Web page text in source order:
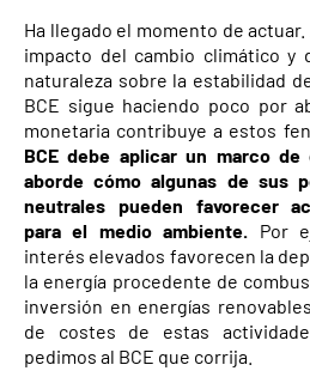
Ha llegado el momento de
impacto del cambio climático y
naturaleza sobre la estabilidad
BCE sigue haciendo poco por
monetaria contribuye a estos
BCE debe aplicar un marco
aborde cómo algunas de sus
neutrales pueden favorecer
para el medio ambiente. Por
interés elevados favorecen la
la energía procedente de
inversión en energías
de costes de estas
pedimos al BCE que corrija.